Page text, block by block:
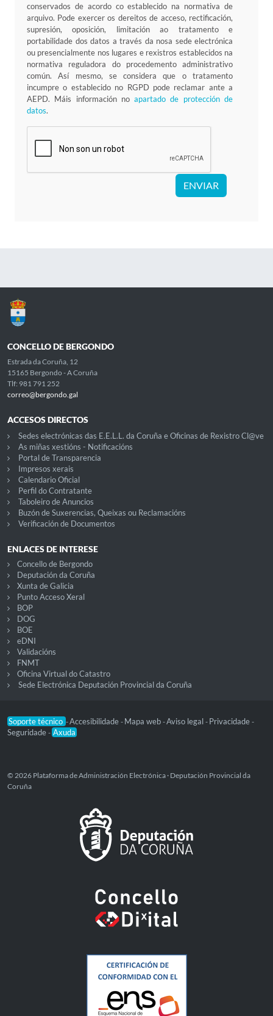
conservados de acordo co establecido na normativa de
arquivo. Pode exercer os dereitos de acceso, rectificación,
supresión, oposición, limitación ao tratamento e
portabilidade dos datos a través da nosa sede electrónica
ou presencialmente nos lugares e rexistros establecidos na
normativa reguladora do procedemento administrativo
común. Así mesmo, se considera que o tratamento
incumpre o establecido no RGPD pode reclamar ante a
AEPD. Máis información no apartado de protección de
datos.
ENVIAR
CONCELLO DE BERGONDO
Estrada da Coruña, 12
15165 Bergondo - A Coruña
Tlf: 981 791 252
correo@bergondo.gal
ACCESOS DIRECTOS
Sedes electrónicas das E.E.L.L. da Coruña e Oficinas de Rexistro Cl@ve
As miñas xestións - Notificacións
Portal de Transparencia
Impresos xerais
Calendario Oficial
Perfil do Contratante
Taboleiro de Anuncios
Buzón de Suxerencias, Queixas ou Reclamacións
Verificación de Documentos
ENLACES DE INTERESE
Concello de Bergondo
Deputación da Coruña
Xunta de Galicia
Punto Acceso Xeral
BOP
DOG
BOE
eDNI
Validacións
FNMT
Oficina Virtual do Catastro
Sede Electrónica Deputación Provincial da Coruña
Soporte técnico -Accesibilidade - Mapa web -Aviso legal - Privacidade -
Seguridade - Axuda
© 2026 Plataforma de Administración Electrónica · Deputación Provincial da
Coruña